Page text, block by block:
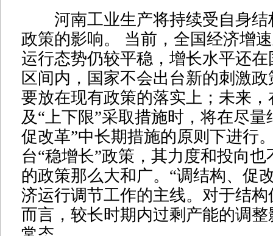
河南工业生产将持续受自身结
政策的影响。 当前，全国经济增
运行态势仍较平稳，增长水平还
区间内，国家不会出台新的刺激
要放在现有政策的落实上；未来
及“上下限”采取措施时，将在尽量
促改革”中长期措施的原则下进行
台“稳增长”政策，其力度和投向也
的政策那么大和广。“调结构、促
济运行调节工作的主线。对于结
而言，较长时期内过剩产能的调